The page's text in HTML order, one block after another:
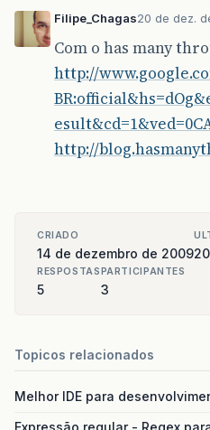
Filipe_Chagas20 de dez.
Com o has many
http://
http://
CRIADO
14 de dezembro de 2009
RESPOSTAS
5
PARTICIPANTES
3
Topicos relacionados
Melhor IDE para